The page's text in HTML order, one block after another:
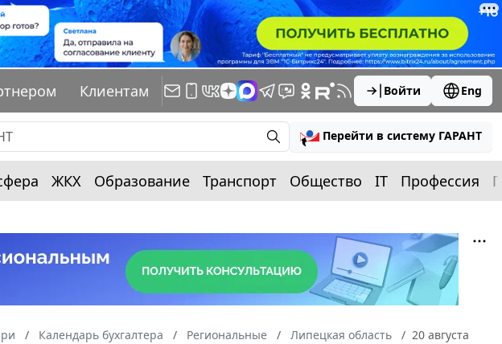
Клиентам Войти Eng
Перейти в систему ГАРАНТ
ЖКХ Образование Транспорт Общество IT Профессия
Календарь бухгалтера Региональные Липецкая область
20 августа